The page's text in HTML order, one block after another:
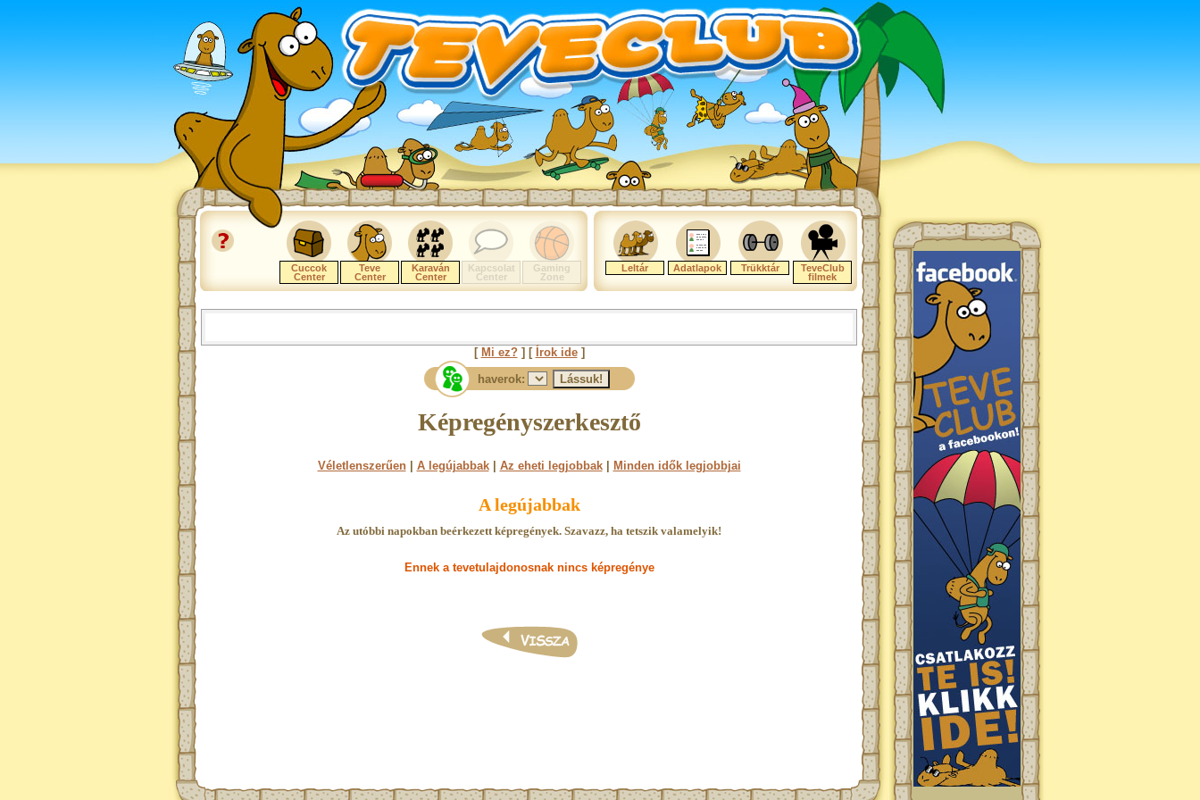
Cuccok
Center
Teve
Center
Karaván
Center
Kapcsolat
Center
Gaming
Zone
Leltár Adatlapok Trükktár
TeveClub
filmek
[ Mi ez?] [ Írok ide]
haverok:
Képregényszerkesztő
Véletlenszerűen| A legújabbak| Az eheti legjobbak| Minden idők legjobbjai
A legújabbak
Az utóbbi napokban beérkezett képregények. Szavazz, ha tetszik valamelyik!
Ennek a tevetulajdonosnak nincs képregénye